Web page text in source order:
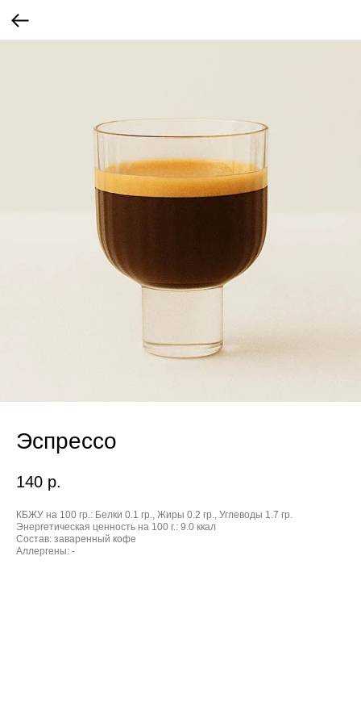
Эспрессо
140 р.
КБЖУ на 100 гр.: Белки 0.1 гр., Жиры 0.2 гр., Углеводы 1.7 гр.
Энергетическая ценность на 100 г.: 9.0 ккал
Состав: заваренный кофе
Аллергены: -